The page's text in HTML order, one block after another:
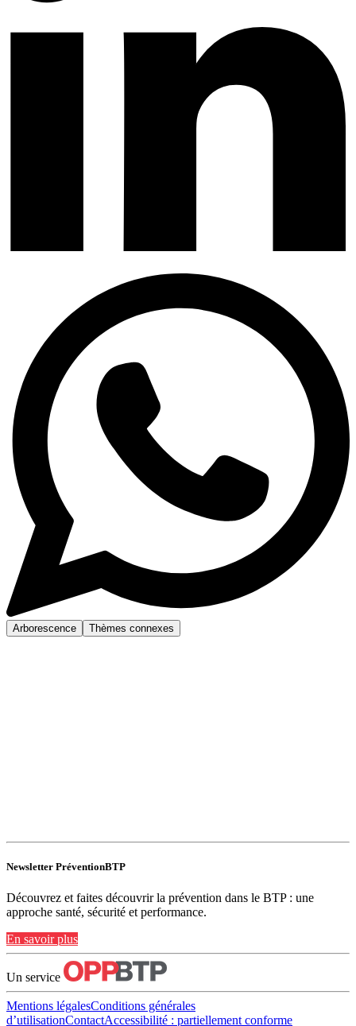
Arborescence Thèmes connexes
Newsletter PréventionBTP
Découvrez et faites découvrir la prévention dans le BTP : une
approche santé, sécurité et performance.
En savoir plus
Un service
Mentions légalesConditions générales
d’utilisationContactAccessibilité : partiellement conforme